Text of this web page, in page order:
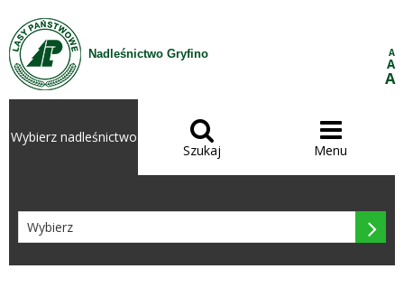
Przejdź do treści
Nadleśnictwo Gryfino A
A
A
Wybierz nadleśnictwo 
Szukaj

Menu
